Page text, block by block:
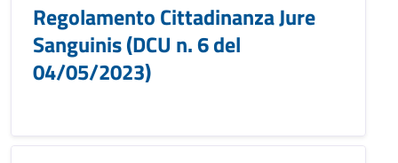
Regolamento Cittadinanza Jure
Sanguinis (DCU n. 6 del
04/05/2023)